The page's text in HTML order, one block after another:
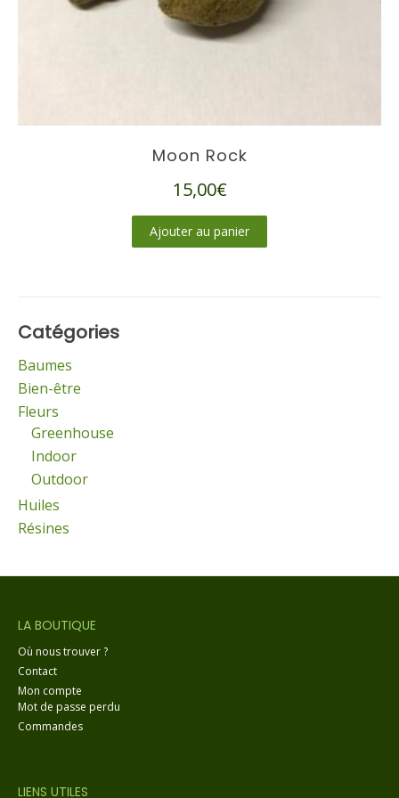
Moon Rock
15,00€
Ajouter au panier
Catégories
Baumes
Bien-être
Fleurs
Greenhouse
Indoor
Outdoor
Huiles
Résines
LA BOUTIQUE
Où nous trouver ?
Contact
Mon compte
Mot de passe perdu
Commandes
LIENS UTILES